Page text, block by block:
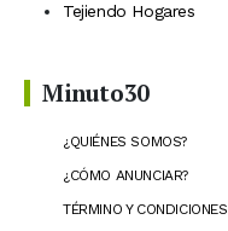
Tejiendo Hogares
Minuto30
¿QUIÉNES SOMOS?
¿CÓMO ANUNCIAR?
TÉRMINO Y CONDICIONES